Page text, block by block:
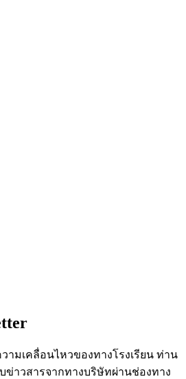
ามเคลื่อนไหวของทางโรงเรียน ท่าน
ข่าวสารจากทางบริษัทผ่านช่องทาง